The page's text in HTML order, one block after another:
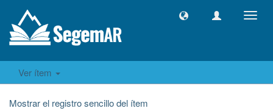
Ver ítem
Mostrar el registro sencillo del ítem